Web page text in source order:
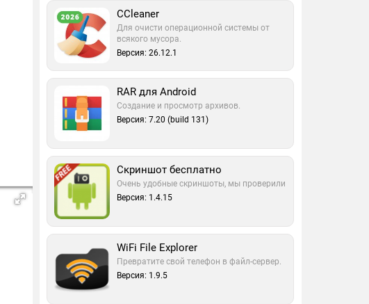
CCleaner
Для очисти операционной системы от
всякого мусора.
Версия: 26.12.1
RAR для Android
Создание и просмотр архивов.
Версия: 7.20 (build 131)
Скриншот бесплатно
Очень удобные скриншоты, мы проверили
Версия: 1.4.15
WiFi File Explorer
Превратите свой телефон в файл-сервер.
Версия: 1.9.5